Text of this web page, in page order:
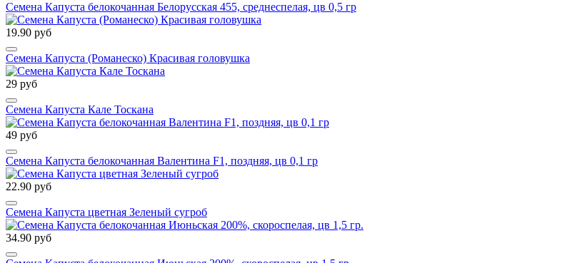
Семена Капуста белокочанная Белорусская 455, среднеспелая, цв 0,5 гр
19.90 руб
Семена Капуста (Романеско) Красивая головушка
29 руб
Семена Капуста Кале Тоскана
49 руб
Семена Капуста белокочанная Валентина F1, поздняя, цв 0,1 гр
22.90 руб
Семена Капуста цветная Зеленый сугроб
34.90 руб